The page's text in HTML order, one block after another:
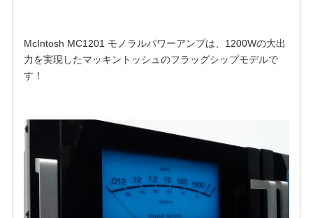
McIntosh MC1201 モノラルパワーアンプは、1200Wの大出
力を実現したマッキントッシュのフラッグシップモデルで
す！